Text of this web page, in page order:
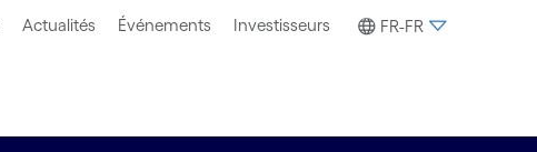
Actualités Événements Investisseurs FR-FR